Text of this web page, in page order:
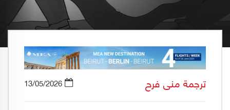
ترجمة منى فرح 13/05/2026